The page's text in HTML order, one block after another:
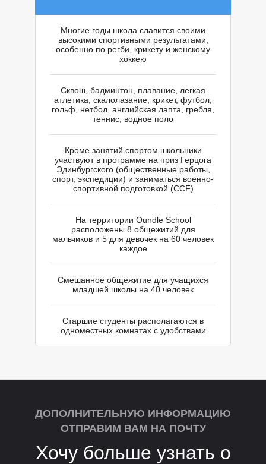
Л
Многие годы школа славится своими
высокими спортивными результатами,
особенно по регби, крикету и женскому
хоккею
Сквош, бадминтон, плавание, легкая
атлетика, скалолазание, крикет, футбол,
гольф, нетбол, английская лапта, гребля,
теннис, водное поло
Кроме занятий спортом школьники
участвуют в программе на приз Герцога
Эдинбургского (общественные работы,
спорт, экспедиции) и заниматься военно-
спортивной подготовкой (CCF)
На территории Oundle School
расположены 8 общежитий для
мальчиков и 5 для девочек на 60 человек
каждое
Смешанное общежитие для учащихся
младшей школы на 40 человек
Старшие студенты располагаются в
одноместных комнатах с удобствами
ДОПОЛНИТЕЛЬНУЮ ИНФОРМАЦИЮ
ОТПРАВИМ ВАМ НА ПОЧТУ
Хочу больше узнать о
Л